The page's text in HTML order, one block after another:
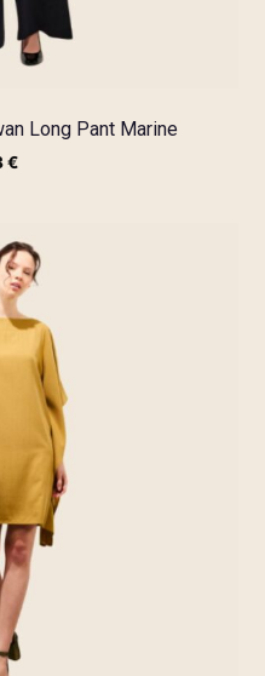
Long Pant Marine
€